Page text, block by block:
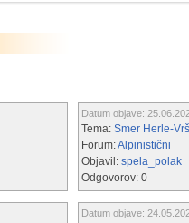
Datum objave:
Tema: Smer Herle-
Forum:Alpinistični
Objavil: spela_polak
Odgovorov: 0
Datum objave: